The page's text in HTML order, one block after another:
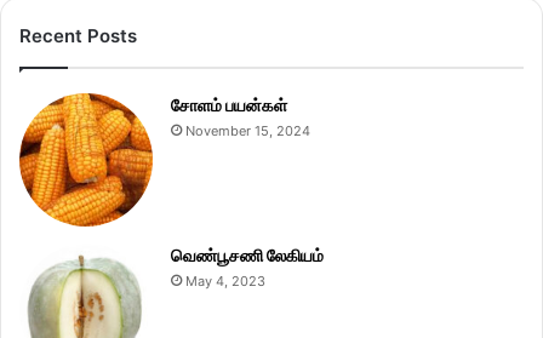
Recent Posts
சோளம் பயன்கள்
November 15, 2024
வெண்பூசணி லேகியம்
May 4, 2023